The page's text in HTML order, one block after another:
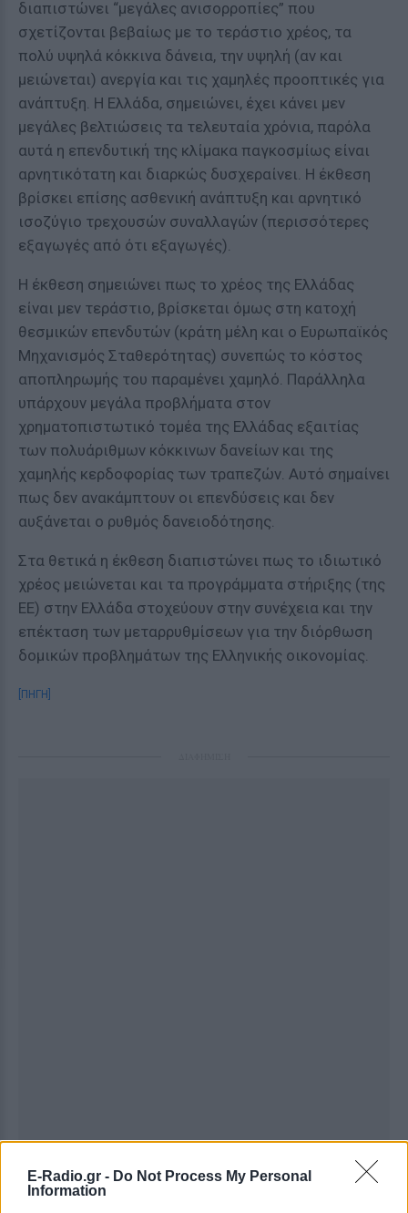
E-Radio.gr - Do Not Process My Personal
Information
διαπιστώνει “μεγάλες ανισορροπίες” που
σχετίζονται βεβαίως με το τεράστιο χρέος, τα
πολύ υψηλά κόκκινα δάνεια, την υψηλή (αν και
μειώνεται) ανεργία και τις χαμηλές προοπτικές για
ανάπτυξη. Η Ελλάδα, σημειώνει, έχει κάνει μεν
μεγάλες βελτιώσεις τα τελευταία χρόνια, παρόλα
αυτά η επενδυτική της κλίμακα παγκοσμίως είναι
αρνητικότατη και διαρκώς δυσχεραίνει. Η έκθεση
βρίσκει επίσης ασθενική ανάπτυξη και αρνητικό
ισοζύγιο τρεχουσών συναλλαγών (περισσότερες
εξαγωγές από ότι εξαγωγές).
Η έκθεση σημειώνει πως το χρέος της Ελλάδας
είναι μεν τεράστιο, βρίσκεται όμως στη κατοχή
θεσμικών επενδυτών (κράτη μέλη και ο Ευρωπαϊκός
Μηχανισμός Σταθερότητας) συνεπώς το κόστος
αποπληρωμής του παραμένει χαμηλό. Παράλληλα
υπάρχουν μεγάλα προβλήματα στον
χρηματοπιστωτικό τομέα της Ελλάδας εξαιτίας
των πολυάριθμων κόκκινων δανείων και της
χαμηλής κερδοφορίας των τραπεζών. Αυτό σημαίνει
πως δεν ανακάμπτουν οι επενδύσεις και δεν
αυξάνεται ο ρυθμός δανειοδότησης.
Στα θετικά η έκθεση διαπιστώνει πως το ιδιωτικό
χρέος μειώνεται και τα προγράμματα στήριξης (της
ΕΕ) στην Ελλάδα στοχεύουν στην συνέχεια και την
επέκταση των μεταρρυθμίσεων για την διόρθωση
δομικών προβλημάτων της Ελληνικής οικονομίας.
[ΠΗΓΗ]
Ακολουθήστε το E-Radio.gr στοGoogle News
και μάθετε πρώτοι